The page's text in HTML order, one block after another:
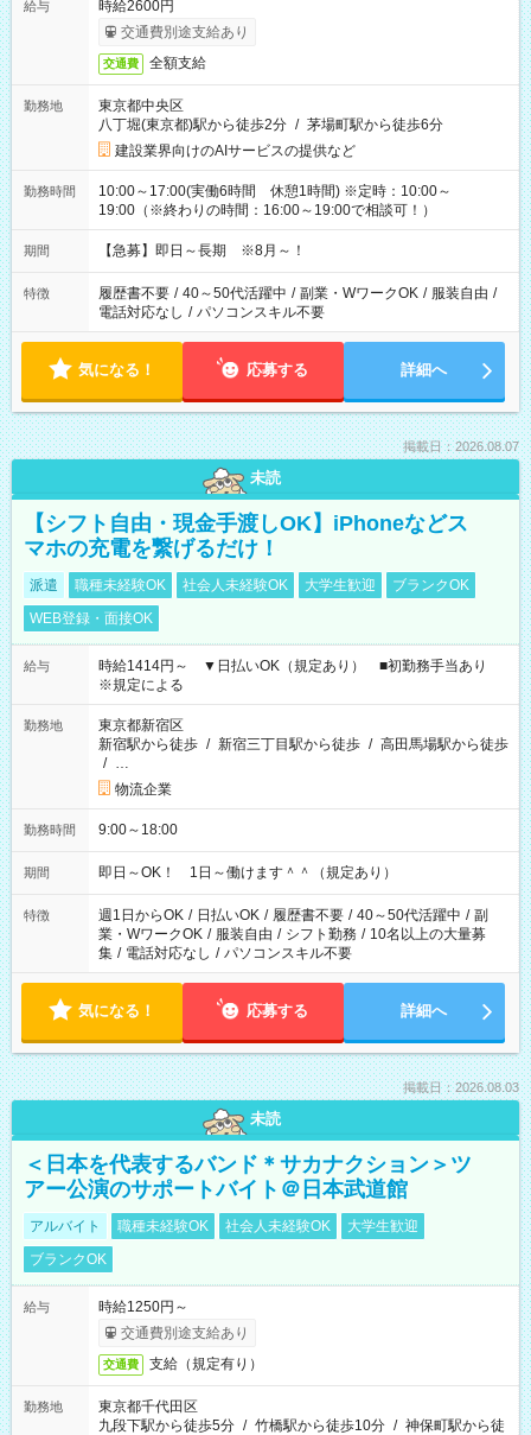
給与
時給2600円
交通費別途支給あり
交通費 全額支給
勤務地
東京都中央区
八丁堀(東京都)駅から徒歩2分 / 茅場町駅から徒歩6分
建設業界向けのAIサービスの提供など
勤務時間
10:00～17:00(実働6時間 休憩1時間) ※定時：10:00～
19:00（※終わりの時間：16:00～19:00で相談可！）
期間 【急募】即日～長期 ※8月～！
特徴 履歴書不要 / 40～50代活躍中 / 副業・WワークOK / 服装自由 /
電話対応なし / パソコンスキル不要
気になる！ 応募する 詳細へ
掲載日：2026.08.07
未読
【シフト自由・現金手渡しOK】iPhoneなどス
マホの充電を繋げるだけ！
派遣 職種未経験OK 社会人未経験OK 大学生歓迎
ブランクOK
WEB登録・面接OK
給与
時給1414円～ ▼日払いOK（規定あり） ■初勤務手当あり
※規定による
勤務地
東京都新宿区
新宿駅から徒歩 / 新宿三丁目駅から徒歩 / 高田馬場駅から徒歩
/ …
物流企業
勤務時間 9:00～18:00
期間 即日～OK！ 1日～働けます＾＾（規定あり）
特徴 週1日からOK / 日払いOK / 履歴書不要 / 40～50代活躍中 / 副
業・WワークOK / 服装自由 / シフト勤務 / 10名以上の大量募
集 / 電話対応なし / パソコンスキル不要
気になる！ 応募する 詳細へ
掲載日：2026.08.03
未読
＜日本を代表するバンド＊サカナクション＞ツ
アー公演のサポートバイト＠日本武道館
アルバイト 職種未経験OK 社会人未経験OK
大学生歓迎
ブランクOK
給与
時給1250円～
交通費別途支給あり
交通費 支給（規定有り）
勤務地
東京都千代田区
九段下駅から徒歩5分 / 竹橋駅から徒歩10分 / 神保町駅から徒